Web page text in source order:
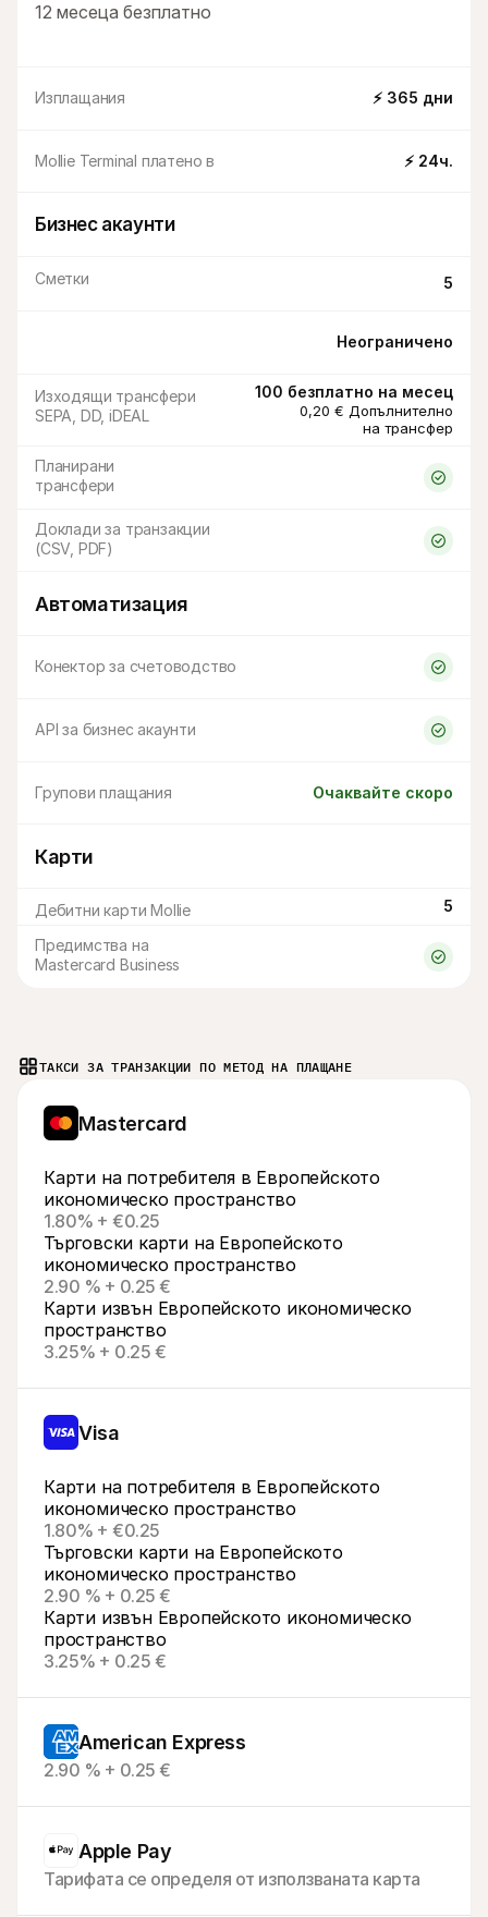
12 месеца безплатно
Изплащания ⚡ 365 дни
Mollie Terminal платено в ⚡ 24ч.
Бизнес акаунти
Сметки 5
Входящи
Неограничено
Изходящи трансфери
SEPA, DD, iDEAL
100 безплатно на месец
0,20 € Допълнително
на трансфер
Планирани
трансфери
Доклади за транзакции
(CSV, PDF)
Автоматизация
Конектор за счетоводство
API за бизнес акаунти
Групови плащания Очаквайте скоро
Карти
Дебитни карти Mollie 5
Предимства на
Mastercard Business
ТАКСИ ЗА ТРАНЗАКЦИИ ПО МЕТОД НА ПЛАЩАНЕ
Mastercard
Карти на потребителя в Европейското
икономическо пространство
1.80% + €0.25
Търговски карти на Европейското
икономическо пространство
2.90 % + 0.25 €
Карти извън Европейското икономическо
пространство
3.25% + 0.25 €
Visa
Карти на потребителя в Европейското
икономическо пространство
1.80% + €0.25
Търговски карти на Европейското
икономическо пространство
2.90 % + 0.25 €
Карти извън Европейското икономическо
пространство
3.25% + 0.25 €
American Express
2.90 % + 0.25 €
Apple Pay
Тарифата се определя от използваната карта